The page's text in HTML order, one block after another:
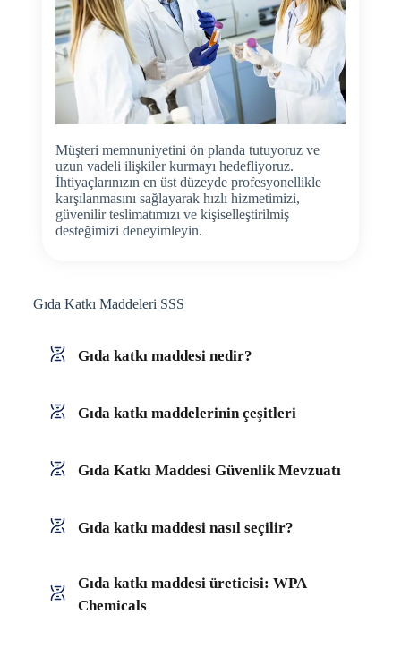
Müşteri memnuniyetini ön planda tutuyoruz ve
uzun vadeli ilişkiler kurmayı hedefliyoruz.
İhtiyaçlarınızın en üst düzeyde profesyonellikle
karşılanmasını sağlayarak hızlı hizmetimizi,
güvenilir teslimatımızı ve kişiselleştirilmiş
desteğimizi deneyimleyin.
Gıda Katkı Maddeleri SSS
Gıda katkı maddesi nedir?
Gıda katkı maddelerinin çeşitleri
Gıda Katkı Maddesi Güvenlik Mevzuatı
Gıda katkı maddesi nasıl seçilir?
Gıda katkı maddesi üreticisi: WPA
Chemicals